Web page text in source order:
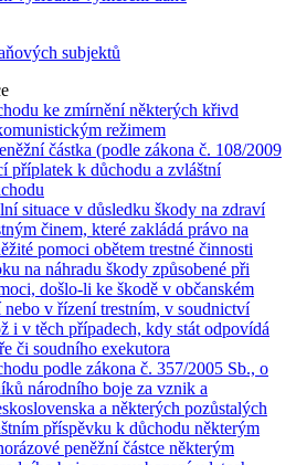
subjektů
ke zmírnění některých křivd
režimem
částka (podle zákona č. 108/2009
příplatek k důchodu a zvláštní
situace v důsledku škody na zdraví
činem, které zakládá právo na
pomoci obětem trestné činnosti
na náhradu škody způsobené při
došlo-li ke škodě v občanském
nebo v řízení trestním, v soudnictví
i v těch případech, kdy stát odpovídá
či soudního exekutora
podle zákona č. 357/2005 Sb., o
národního boje za vznik a
a některých pozůstalých
příspěvku k důchodu některým
peněžní částce některým